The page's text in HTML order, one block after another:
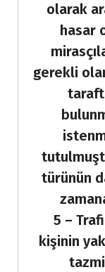
olarak
hasar
gerekli
türünün
5 –
kişinin